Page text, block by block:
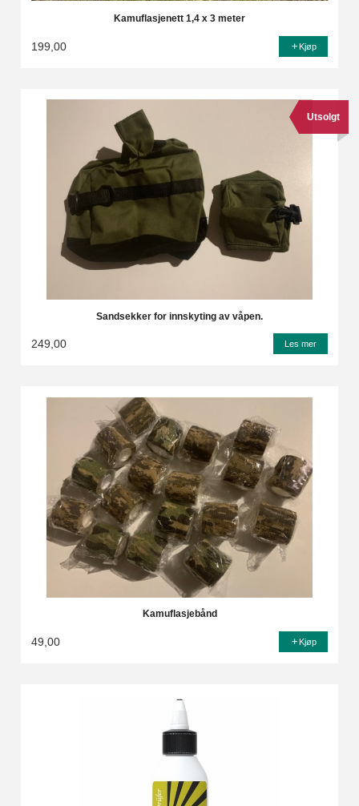
Kamuflasjenett 1,4 x 3 meter
199,00 Kjøp
Sandsekker for innskyting av våpen.
Utsolgt
249,00 Les mer
Kamuflasjebånd
49,00 Kjøp